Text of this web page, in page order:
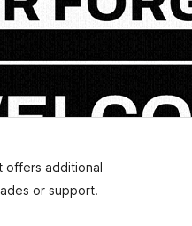
offers additional
or support.